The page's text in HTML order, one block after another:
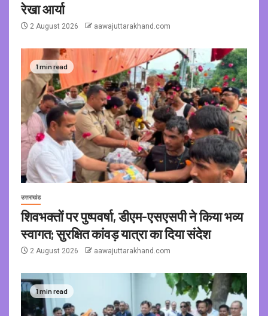
रेखा आर्या
2 August 2026 aawajuttarakhand.com
1 min read
उत्तराखंड
शिवभक्तों पर पुष्पवर्षा, डीएम-एसएसपी ने किया भव्य
स्वागत; सुरक्षित कांवड़ यात्रा का दिया संदेश
2 August 2026 aawajuttarakhand.com
1 min read